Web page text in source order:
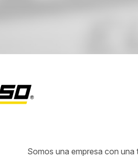
Somos una empresa con